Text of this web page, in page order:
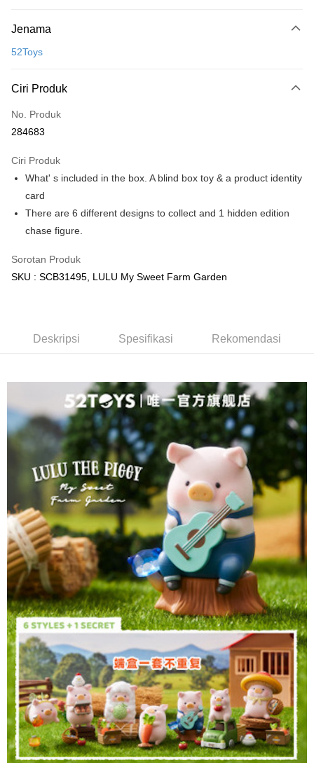
Kad Kredit
Perbankan atas talian
Hanya menyokong Maybank, CIMB Bank, Public Bank, RHB Bank, Hong
Boost
GrabPay
Rumah penghantaran
Kadar Penghantaran
Rumah penghantaran
Kedai pickup
Penghantaran percuma
Jenama
52Toys
Ciri Produk
No. Produk
284683
Ciri Produk
What' s included in the box. A blind box toy & a product identity
card
There are 6 different designs to collect and 1 hidden edition
chase figure.
Sorotan Produk
SKU : SCB31495, LULU My Sweet Farm Garden
Deskripsi Spesifikasi Rekomendasi